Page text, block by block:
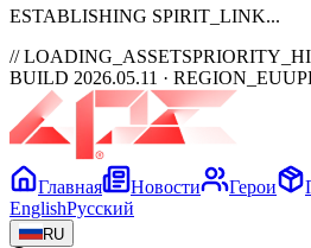
ESTABLISHING SPIRIT_LINK
// LOADING_ASSETS
BUILD 2026.05.11 · REGION_EU
Главная Новости Герои
EnglishРусский
RU